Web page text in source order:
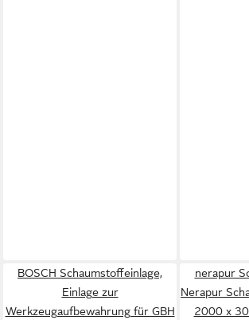
BOSCH Schaumstoffeinlage,
Einlage zur
Werkzeugaufbewahrung für GBH
nerapur
Nerapur
2000 x 30